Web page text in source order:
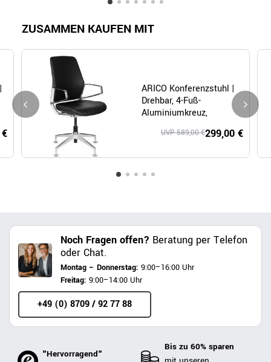
ZUSAMMEN KAUFEN MIT
ARICO Konferenzstuhl |
Drehbar, 4-Fuß-
Aluminiumkreuz,
299,00 €
UVP 589,00 €
Noch Fragen offen? Beratung per Telefon
oder Chat.
Montag – Donnerstag: 9:00–16:00 Uhr
Freitag: 9:00–14:00 Uhr
+49 (0) 8709 / 92 77 88
"Hervorragend"
Bis zu 60% sparen